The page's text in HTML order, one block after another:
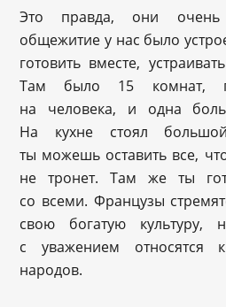
Это правда, они очень
общежитие у нас было
готовить вместе,
Там было 15 комнат,
на человека, и одна
На кухне стоял
ты можешь оставить все,
не тронет. Там же ты
со всеми. Французы
свою богатую
с уважением относятся
народов.